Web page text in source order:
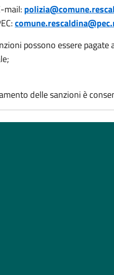
mail:
possono essere
delle sanzioni è